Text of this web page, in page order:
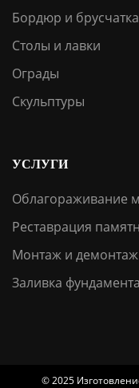
Бордюр и брусчатка
Столы и лавки
Ограды
Скульптуры
УСЛУГИ
Облагораживание
Реставрация
Монтаж и
Заливка фундамента
© 2025